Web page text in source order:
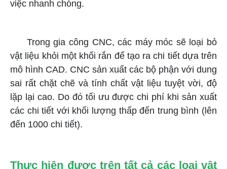
việc nhanh chóng.
Trong gia công CNC, các máy móc sẽ loại bỏ
vật liệu khỏi một khối rắn để tạo ra chi tiết dựa trên
mô hình CAD. CNC sản xuất các bộ phận với dung
sai rất chặt chẽ và tính chất vật liệu tuyệt vời, độ
lặp lại cao. Do đó tối ưu được chi phí khi sản xuất
các chi tiết với khối lượng thấp đến trung bình (lên
đến 1000 chi tiết).
Thực hiện được trên tất cả các loại vật